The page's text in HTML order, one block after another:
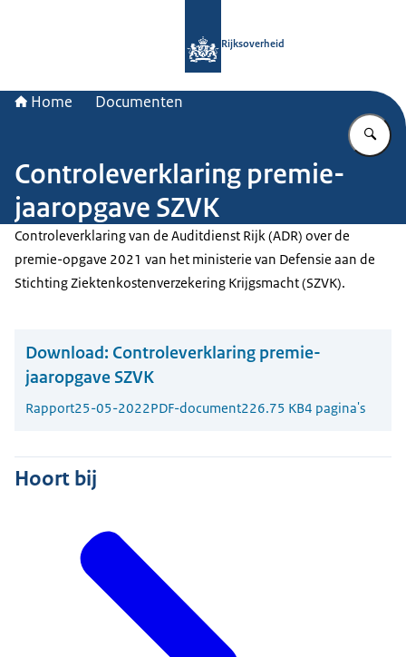
Rijksoverheid
Home Documenten
Controleverklaring premie-
jaaropgave SZVK
Controleverklaring van de Auditdienst Rijk (ADR) over de
premie-opgave 2021 van het ministerie van Defensie aan de
Stichting Ziektenkostenverzekering Krijgsmacht (SZVK).
Download: Controleverklaring premie-
jaaropgave SZVK
Rapport25-05-2022PDF-document226.75 KB4 pagina's
Hoort bij